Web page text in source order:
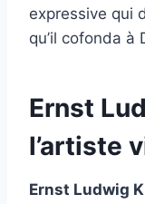
expressive qui
qu’il cofonda à
Ernst
l’artiste
Ernst Ludwig